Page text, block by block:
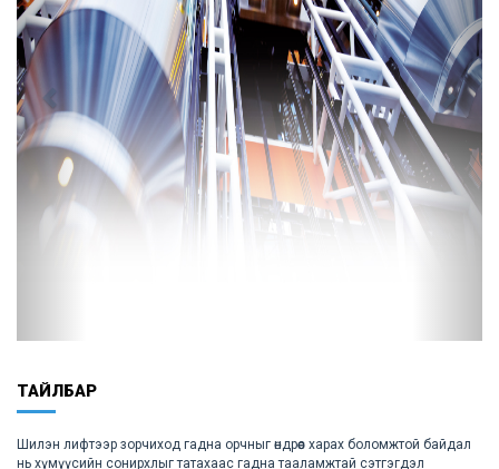
ТАЙЛБАР
Шилэн лифтээр зорчиход гадна орчныг өндрөөс харах боломжтой байдал
нь хүмүүсийн сонирхлыг татахаас гадна тааламжтай сэтгэгдэл